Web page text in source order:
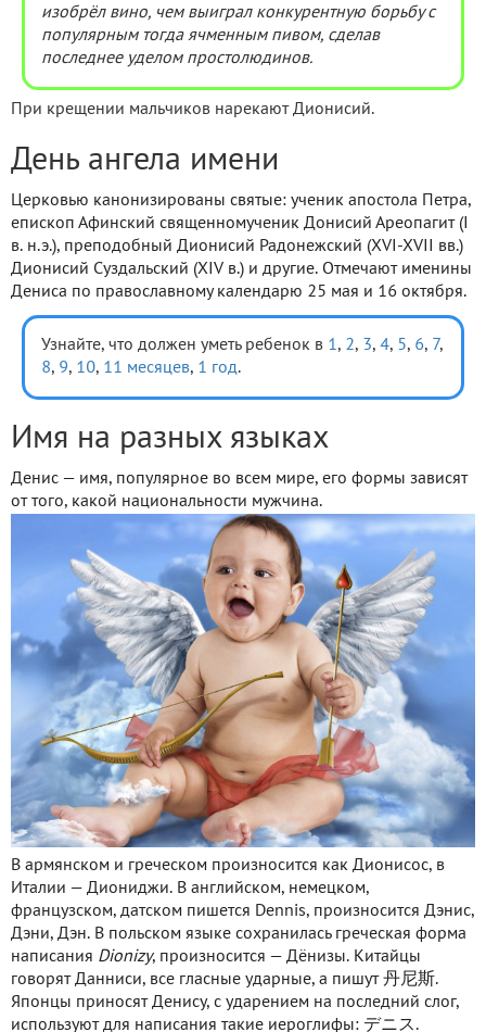
изобрёл вино, чем выиграл конкурентную борьбу с
популярным тогда ячменным пивом, сделав
последнее уделом простолюдинов.
При крещении мальчиков нарекают Дионисий.
День ангела имени
Церковью канонизированы святые: ученик апостола Петра,
епископ Афинский священномученик Донисий Ареопагит (I
в. н.э.), преподобный Дионисий Радонежский (XVI-XVII вв.)
Дионисий Суздальский (XIV в.) и другие. Отмечают именины
Дениса по православному календарю 25 мая и 16 октября.
Узнайте, что должен уметь ребенок в 1, 2, 3, 4, 5, 6, 7,
8, 9, 10, 11 месяцев, 1 год.
Имя на разных языках
Денис — имя, популярное во всем мире, его формы зависят
от того, какой национальности мужчина.
В армянском и греческом произносится как Дионисос, в
Италии — Диониджи. В английском, немецком,
французском, датском пишется Dennis, произносится Дэнис,
Дэни, Дэн. В польском языке сохранилась греческая форма
написания Dionizy, произносится — Дёнизы. Китайцы
говорят Данниси, все гласные ударные, а пишут 丹尼斯.
Японцы приносят Денису, с ударением на последний слог,
используют для написания такие иероглифы: デニス.